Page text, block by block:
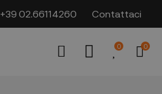
+39 02.66114260 Contattaci
0 0